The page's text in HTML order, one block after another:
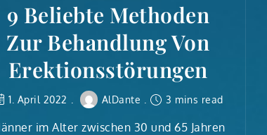
9 Beliebte Methoden
Zur Behandlung Von
Erektionsstörungen
1. April 2022 AlDante 3 mins read
im Alter zwischen 30 und 65 Jahren